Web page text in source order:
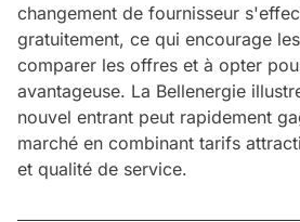
changement de fournisseur
gratuitement, ce qui encourage
comparer les offres et à opter
avantageuse. La Bellenergie
nouvel entrant peut rapidement
marché en combinant tarifs
et qualité de service.